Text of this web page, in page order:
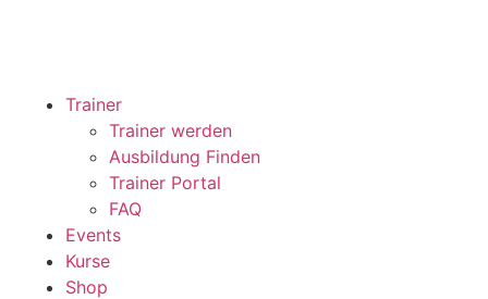
Trainer
Trainer werden
Ausbildung Finden
Trainer Portal
FAQ
Events
Kurse
Shop